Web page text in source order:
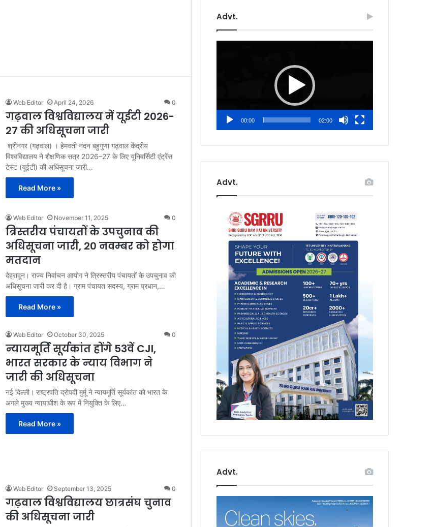
Web Editor April 24, 2026 0
गढ़वाल विश्वविद्यालय में यूईटी 2026-
27 की अधिसूचना जारी
श्रीनगर (गढ़वाल) । हेमवती नंदन बहुगुणा गढ़वाल केंद्रीय
विश्वविद्यालय ने शैक्षणिक सत्र 2026–27 के लिए यूनिवर्सिटी एंट्रेंस
टेस्ट (यूईटी) की अधिसूचना जारी…
Read More »
Web Editor November 11, 2025 0
त्रिस्तरीय पंचायतों के उपचुनाव की
अधिसूचना जारी, 20 नवम्बर को होगा
मतदान
देहरादून। राज्य निर्वाचन आयोग ने त्रिस्तरीय पंचायतों के उपचुनाव की
अधिसूचना जारी कर दी है। ग्राम पंचायत सदस्य, ग्राम प्रधान,…
Read More »
Web Editor October 30, 2025 0
न्यायमूर्ति सूर्यकांत होंगे 53वें CJI,
भारत सरकार के न्याय विभाग ने
जारी की अधिसूचना
नई दिल्ली। राष्ट्रपति द्रोपदी मुर्मू ने न्यायमूर्ति सूर्यकांत को भारत के
अगले मुख्य न्यायाधीश के रूप में नियुक्ति के लिए…
Read More »
Web Editor September 13, 2025 0
गढ़वाल विश्वविद्यालय छात्रसंघ चुनाव
की अधिसूचना जारी
Advt.
00:00 02:00
Advt.
Advt.